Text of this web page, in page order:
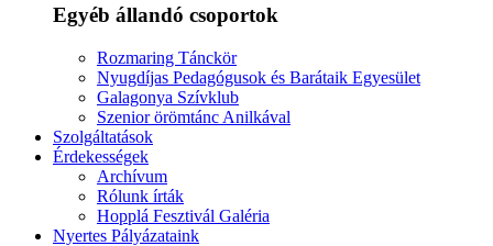
Egyéb állandó csoportok
Rozmaring Tánckör
Nyugdíjas Pedagógusok és Barátaik Egyesület
Galagonya Szívklub
Szenior örömtánc Anilkával
Szolgáltatások
Érdekességek
Archívum
Rólunk írták
Hopplá Fesztivál Galéria
Nyertes Pályázataink